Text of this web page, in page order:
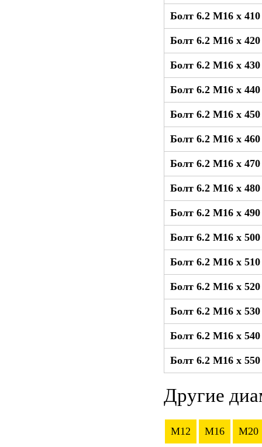
Болт 6.2 М16 x
Болт 6.2 М16 x
Болт 6.2 М16 x
Болт 6.2 М16 x
Болт 6.2 М16 x
Болт 6.2 М16 x
Болт 6.2 М16 x
Болт 6.2 М16 x
Болт 6.2 М16 x
Болт 6.2 М16 x
Болт 6.2 М16 x
Болт 6.2 М16 x
Болт 6.2 М16 x
Болт 6.2 М16 x
Болт 6.2 М16 x
Другие
M12 M16 M20